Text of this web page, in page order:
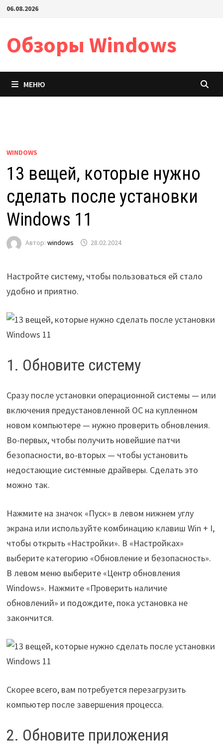
Перейти
содержимому
06.08.2026
Обзоры Windows
МЕНЮ
WINDOWS
13 вещей, которые нужно
сделать после установки
Windows 11
Автор: windows 28.02.2024
Настройте систему, чтобы пользоваться ей стало
удобно и приятно.
1. Обновите систему
Сразу после установки операционной системы — или
включения предустановленной ОС на купленном
новом компьютере — нужно проверить обновления.
Во-первых, чтобы получить новейшие патчи
безопасности, во-вторых — чтобы установить
недостающие системные драйверы. Сделать это
можно так.
Нажмите на значок «Пуск» в левом нижнем углу
экрана или используйте комбинацию клавиш Win + I,
чтобы открыть «Настройки». В «Настройках»
выберите категорию «Обновление и безопасность».
В левом меню выберите «Центр обновления
Windows». Нажмите «Проверить наличие
обновлений» и подождите, пока установка не
закончится.
Скорее всего, вам потребуется перезагрузить
компьютер после завершения процесса.
2. Обновите приложения